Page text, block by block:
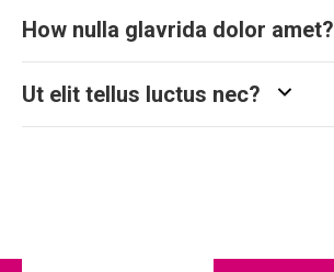
How nulla glavrida dolor amet?
Ut elit tellus luctus nec?